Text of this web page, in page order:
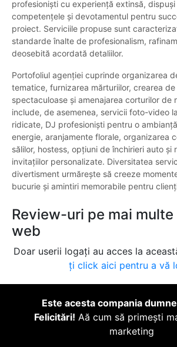
profesioniști cu experiență extinsă,
competențele și devotamentul pentru
proiect. Serviciile propuse sunt
standarde înalte de profesionalism,
deosebită acordată detaliilor.
Portofoliul agenției cuprinde organizarea
tematice, furnizarea mărturiilor, crearea
spectaculoase și amenajarea corturilor de
include, de asemenea, servicii foto-video
ridicate, DJ profesioniști pentru o
energie, aranjamente florale, organizarea
sălilor, hostess, opțiuni de închirieri auto și
invitațiilor personalizate. Diversitatea
divertisment urmărește să creeze
bucurie și amintiri memorabile pentru
Review-uri pe mai
web
Doar userii logați au acces la
ți click aici pentru a vă
Este acesta compania
Felicitări! Aă cum să primești
marketing